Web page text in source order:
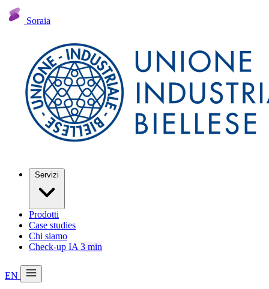
Soraia
Servizi
Prodotti
Case studies
Chi siamo
Check-up IA 3 min
EN